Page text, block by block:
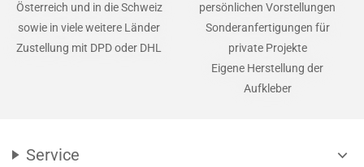
Österreich und in die Schweiz
sowie in viele weitere Länder
Zustellung mit DPD oder DHL
persönlichen Vorstellungen
Sonderanfertigungen für
private Projekte
Eigene Herstellung der
Aufkleber
Service expand_more